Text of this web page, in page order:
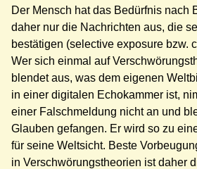
Der Mensch hat das Bedürfnis nach
daher nur die Nachrichten aus, die
bestätigen (selective exposure bzw.
Wer sich einmal auf
blendet aus, was dem eigenen
in einer digitalen Echokammer ist,
einer Falschmeldung nicht an und
Glauben gefangen. Er wird so zu
für seine Weltsicht. Beste
in Verschwörungstheorien ist daher